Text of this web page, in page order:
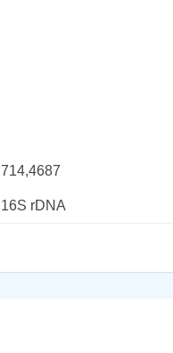
714,4687
16S rDNA